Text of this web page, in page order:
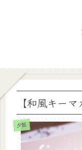
【和風キー
夕飯